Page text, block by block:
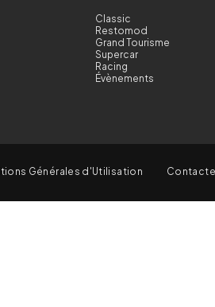
Classic
Restomod
Grand Tourisme
Supercar
Racing
Évènements
Générales d'Utilisation